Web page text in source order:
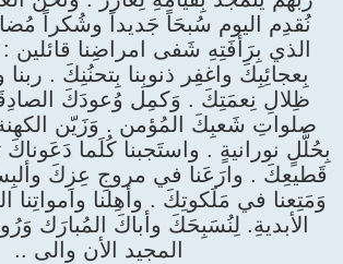
نُقدِم اليوم سُبحَاً جَديداً وشُكراً
الذي بِرَأفَتِهِ شَفى امراضِنا قائلين :
بِعجائِبِكَ واغفِر ذنوبِنا بِتحنُنِكَ .
ظِلالِ نِعمَتِكَ . وَكمِل وُعودَكَ
صلواتِ شَعبِكَ المُؤمن . وَزَيّن
بِحُلَّلٍ نورانيةٍ . واستَجبنا كُلَما دَعَوناكَ
قَطيعِكَ . وارَعَنا في مروجِ عِزِكَ
وَمَتِعنا في مَلَكوتِكَ . وأهِلنا وامواتِنا
الأبديةِ. لِنُسَبِحَكَ وأباكَ المُبارَك
المجيد الأن والى ..